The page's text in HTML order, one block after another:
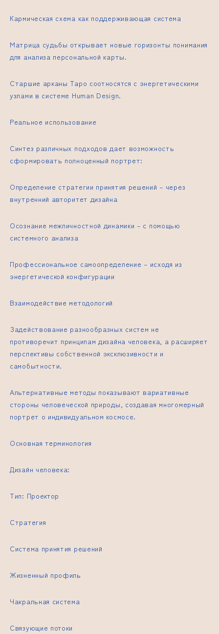
Кармическая схема как поддерживающая система
Матрица судьбы открывает новые горизонты понимания
для анализа персональной карты.
Старшие арканы Таро соотносятся с энергетическими
узлами в системе Human Design.
Реальное использование
Синтез различных подходов дает возможность
сформировать полноценный портрет:
Определение стратегии принятия решений – через
внутренний авторитет дизайна
Осознание межличностной динамики – с помощью
системного анализа
Профессиональное самоопределение – исходя из
энергетической конфигурации
Взаимодействие методологий
Задействование разнообразных систем не
противоречит принципам дизайна человека, а расширяет
перспективы собственной эксклюзивности и
самобытности.
Альтернативные методы показывают вариативные
стороны человеческой природы, создавая многомерный
портрет о индивидуальном космосе.
Основная терминология
Дизайн человека:
Тип: Проектор
Стратегия
Система принятия решений
Жизненный профиль
Чакральная система
Связующие потоки